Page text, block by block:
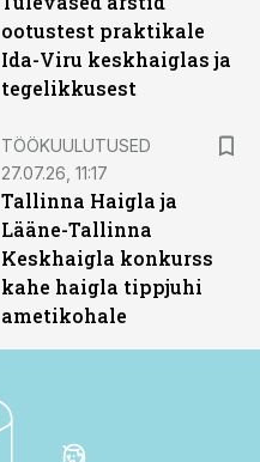
ootustest praktikale
Ida-Viru keskhaiglas ja
tegelikkusest
TÖÖKUULUTUSED
27.07.26, 11:17
Tallinna Haigla ja
Lääne-Tallinna
Keskhaigla konkurss
kahe haigla tippjuhi
ametikohale